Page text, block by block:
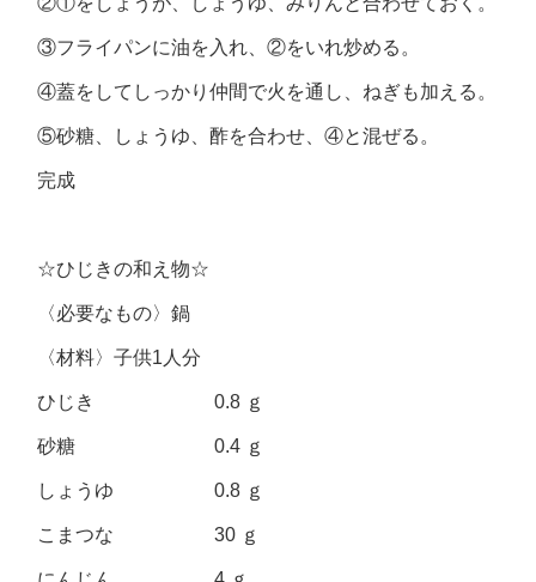
③フライパンに油を入れ、②をいれ炒める。
④蓋をしてしっかり仲間で火を通し、ねぎも加える。
⑤砂糖、しょうゆ、酢を合わせ、④と混ぜる。
完成
☆ひじきの和え物☆
〈必要なもの〉鍋
〈材料〉子供1人分
ひじき 0.8 ｇ
砂糖 0.4 ｇ
しょうゆ 0.8 ｇ
こまつな 30 ｇ